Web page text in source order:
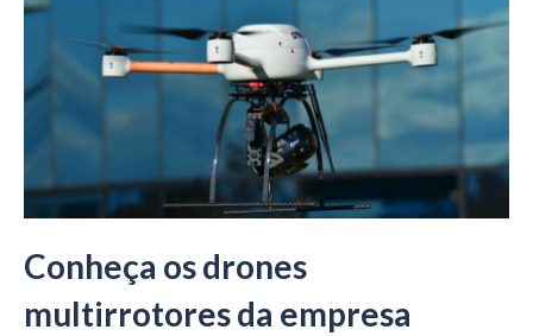
Conheça os drones
multirrotores da empresa